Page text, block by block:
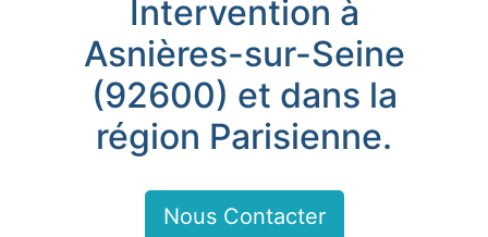
Intervention à
Asnières-sur-Seine
(92600) et dans la
région Parisienne.
Nous Contacter